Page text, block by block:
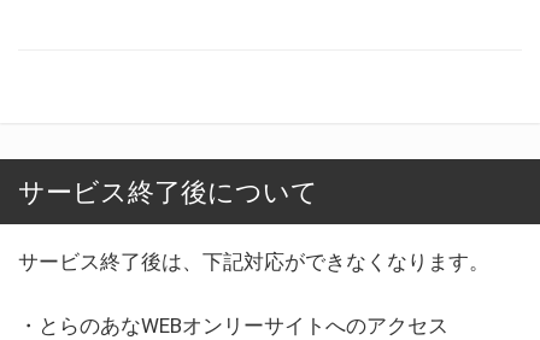
サービス終了後について
サービス終了後は、下記対応ができなくなります。
・とらのあなWEBオンリーサイトへのアクセス